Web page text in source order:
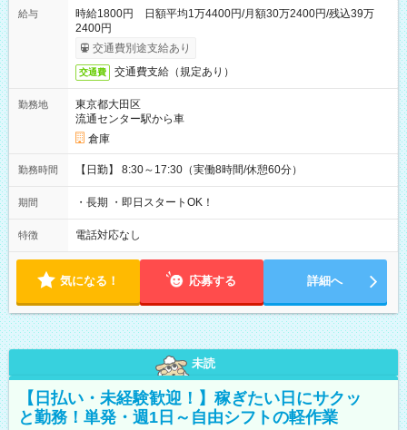
給与
時給1800円 日額平均1万4400円/月額30万2400円/残込39万
2400円
交通費別途支給あり
交通費 交通費支給（規定あり）
勤務地
東京都大田区
流通センター駅から車
倉庫
勤務時間 【日勤】 8:30～17:30（実働8時間/休憩60分）
期間 ・長期 ・即日スタートOK！
特徴 電話対応なし
気になる！ 応募する 詳細へ
未読
【日払い・未経験歓迎！】稼ぎたい日にサクッ
と勤務！単発・週1日～自由シフトの軽作業